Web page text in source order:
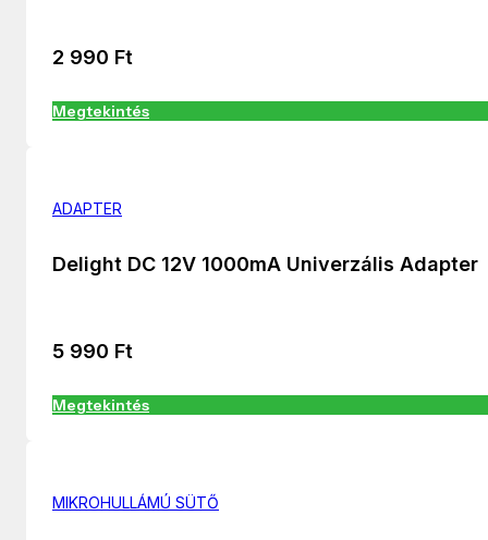
2 990 Ft
Megtekintés
ADAPTER
Delight DC 12V 1000mA Univerzális Adapter
5 990 Ft
Megtekintés
MIKROHULLÁMÚ SÜTŐ